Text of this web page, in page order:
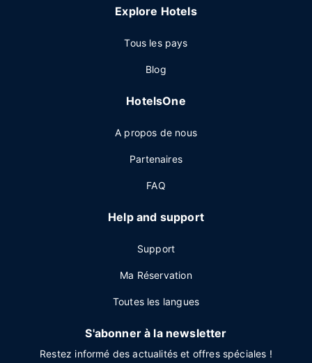
Explore Hotels
Tous les pays
Blog
HotelsOne
A propos de nous
Partenaires
FAQ
Help and support
Support
Ma Réservation
Toutes les langues
S'abonner à la newsletter
Restez informé des actualités et offres spéciales !